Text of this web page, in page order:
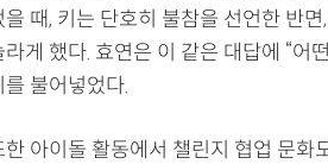
을 때, 키는 단호히 불참을 선언한 반
라게 했다. 효연은 이 같은 대답에 “어
를 불어넣었다.
한 아이돌 활동에서 챌린지 협업 문화